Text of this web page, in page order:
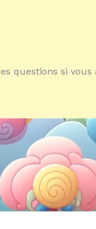
questions si